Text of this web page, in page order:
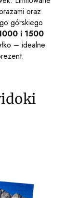
oraz
górskiego
i 1500
– idealne